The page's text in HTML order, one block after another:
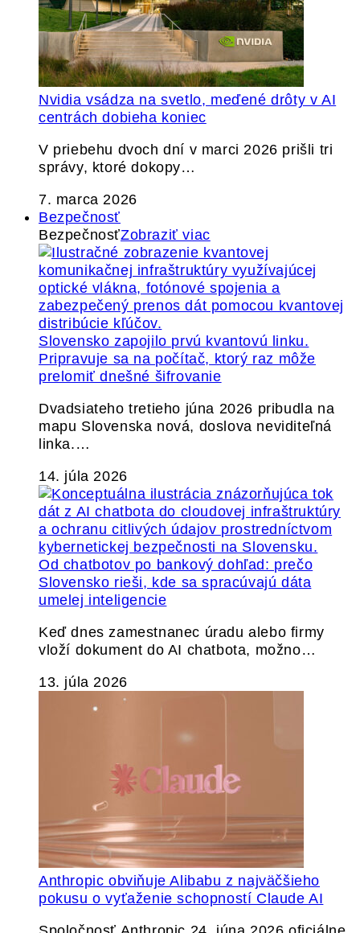
Nvidia vsádza na svetlo, meďené drôty v AI
centrách dobieha koniec
V priebehu dvoch dní v marci 2026 prišli tri
správy, ktoré dokopy…
7. marca 2026
Bezpečnosť
BezpečnosťZobraziť viac
Slovensko zapojilo prvú kvantovú linku.
Pripravuje sa na počítač, ktorý raz môže
prelomiť dnešné šifrovanie
Dvadsiateho tretieho júna 2026 pribudla na
mapu Slovenska nová, doslova neviditeľná
linka.…
14. júla 2026
Od chatbotov po bankový dohľad: prečo
Slovensko rieši, kde sa spracúvajú dáta
umelej inteligencie
Keď dnes zamestnanec úradu alebo firmy
vloží dokument do AI chatbota, možno…
13. júla 2026
Anthropic obviňuje Alibabu z najväčšieho
pokusu o vyťaženie schopností Claude AI